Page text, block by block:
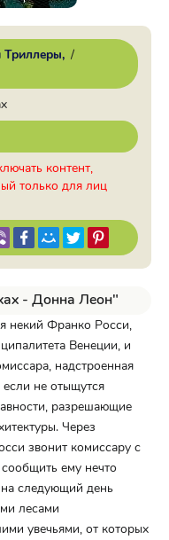
Триллеры /
контент,
только для лиц
- Донна Леон"
некий Франко Росси,
Венеции, и
надстроенная
если не отыщутся
разрешающие
Через
звонит комиссару с
ему нечто
на следующий день
лесами
увечьями, от которых